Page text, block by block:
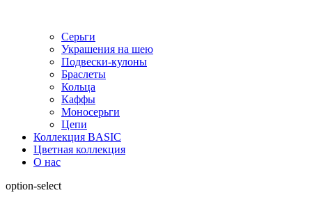
Серьги
Украшения на шею
Подвески-кулоны
Браслеты
Кольца
Каффы
Моносерьги
Цепи
Коллекция BASIC
Цветная коллекция
О нас
option-select